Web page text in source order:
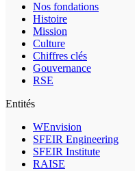
Nos fondations
Histoire
Mission
Culture
Chiffres clés
Gouvernance
RSE
Entités
WEnvision
SFEIR Engineering
SFEIR Institute
RAISE